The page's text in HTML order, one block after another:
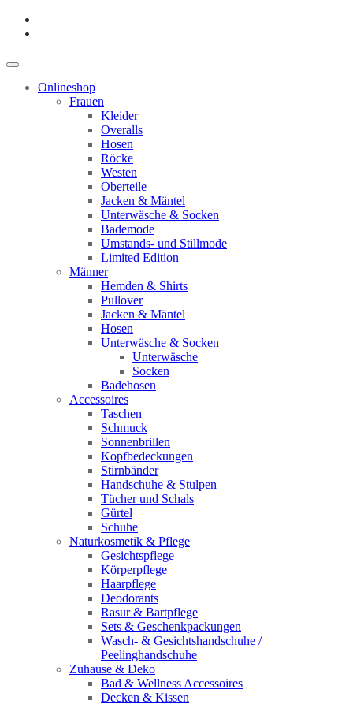
Onlineshop
Frauen
Kleider
Overalls
Hosen
Röcke
Westen
Oberteile
Jacken & Mäntel
Unterwäsche & Socken
Bademode
Umstands- und Stillmode
Limited Edition
Männer
Hemden & Shirts
Pullover
Jacken & Mäntel
Hosen
Unterwäsche & Socken
Unterwäsche
Socken
Badehosen
Accessoires
Taschen
Schmuck
Sonnenbrillen
Kopfbedeckungen
Stirnbänder
Handschuhe & Stulpen
Tücher und Schals
Gürtel
Schuhe
Naturkosmetik & Pflege
Gesichtspflege
Körperpflege
Haarpflege
Deodorants
Rasur & Bartpflege
Sets & Geschenkpackungen
Wasch‑ & Gesichtshandschuhe /
Peelinghandschuhe
Zuhause & Deko
Bad & Wellness Accessoires
Decken & Kissen